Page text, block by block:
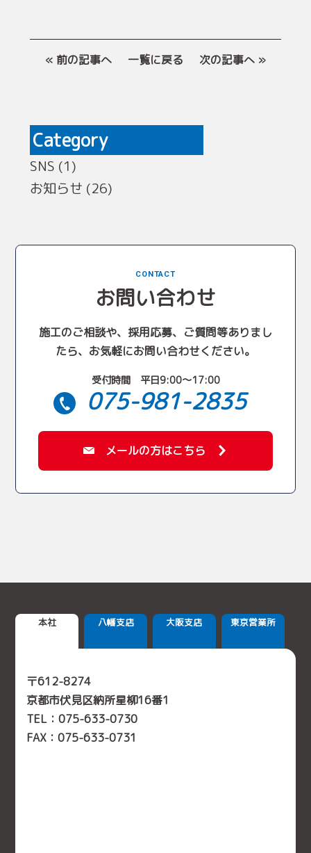
« 前の記事へ 一覧に戻る 次の記事へ »
Category
SNS (1)
お知らせ (26)
CONTACT
お問い合わせ
施工のご相談や、採用応募、ご質問等ありまし
たら、お気軽にお問い合わせください。
受付時間 平日9:00〜17:00
075-981-2835
メールの方はこちら
本社 八幡支店 大阪支店 東京営業所
〒612-8274
京都市伏見区納所星柳16番1
TEL：075-633-0730
FAX：075-633-0731